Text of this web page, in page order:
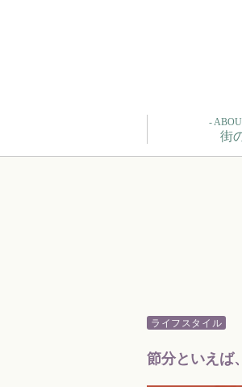
-
街
ライフスタイル
節分といえば